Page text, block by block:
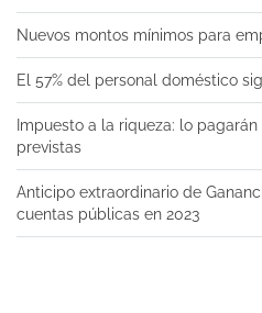
Nuevos montos mínimos para
El 57% del personal doméstico
Impuesto a la riqueza: lo
previstas
Anticipo extraordinario de
cuentas públicas en 2023